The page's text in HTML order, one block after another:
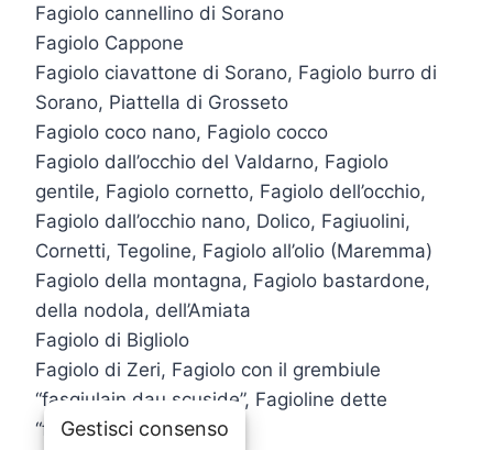
Fagiolo cannellino di Sorano
Fagiolo Cappone
Fagiolo ciavattone di Sorano, Fagiolo burro di
Sorano, Piattella di Grosseto
Fagiolo coco nano, Fagiolo cocco
Fagiolo dall’occhio del Valdarno, Fagiolo
gentile, Fagiolo cornetto, Fagiolo dell’occhio,
Fagiolo dall’occhio nano, Dolico, Fagiuolini,
Cornetti, Tegoline, Fagiolo all’olio (Maremma)
Fagiolo della montagna, Fagiolo bastardone,
della nodola, dell’Amiata
Fagiolo di Bigliolo
Fagiolo di Zeri, Fagiolo con il grembiule
“fasgiulain dau scuside”, Fagioline dette
“fasgiulina”
Gestisci consenso